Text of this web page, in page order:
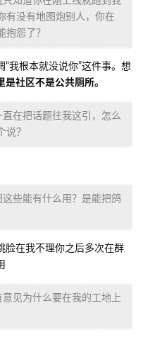
有没有地图炮别人，你在
抱怨了？
我根本就没说你”这件事。想
是社区不是公共厕所。
在把话题往我这引，怎么
说？
些能有什么用？是能把鸽
脸在我不理你之后多次在群
见为什么要在我的工地上